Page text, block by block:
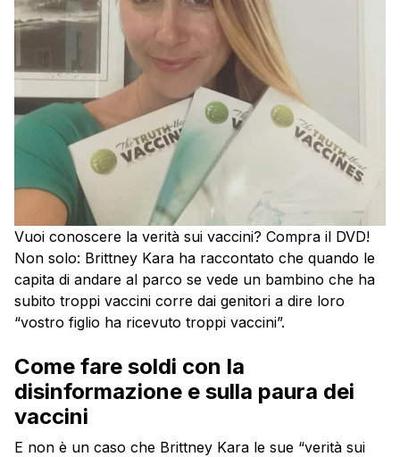
Vuoi conoscere la verità sui vaccini? Compra il DVD!
Non solo: Brittney Kara ha raccontato che quando le
capita di andare al parco se vede un bambino che ha
subito troppi vaccini corre dai genitori a dire loro
“vostro figlio ha ricevuto troppi vaccini”.
Come fare soldi con la
disinformazione e sulla paura dei
vaccini
E non è un caso che Brittney Kara le sue “verità sui